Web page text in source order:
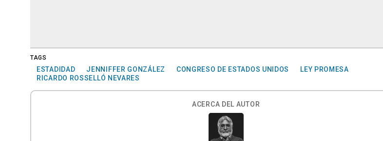
TAGS
ESTADIDAD JENNIFFER GONZÁLEZ CONGRESO DE ESTADOS UNIDOS
LEY PROMESA
RICARDO ROSSELLÓ NEVARES
ACERCA DEL AUTOR